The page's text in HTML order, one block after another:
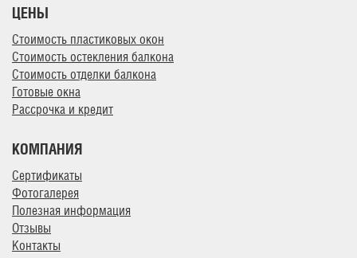
ЦЕНЫ
Стоимость пластиковых окон
Стоимость остекления балкона
Стоимость отделки балкона
Готовые окна
Рассрочка и кредит
КОМПАНИЯ
Сертификаты
Фотогалерея
Полезная информация
Отзывы
Контакты